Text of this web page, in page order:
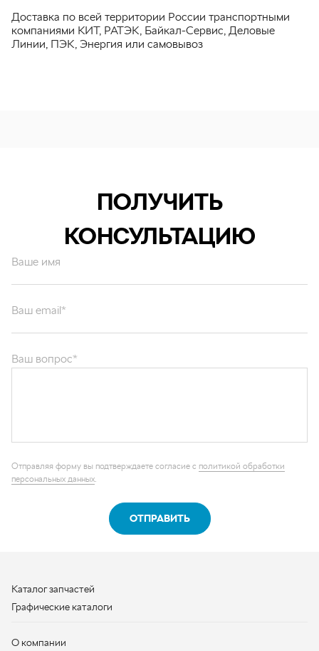
Доставка по всей территории России транспортными
компаниями КИТ, РАТЭК, Байкал-Сервис, Деловые
Линии, ПЭК, Энергия или самовывоз
ПОЛУЧИТЬ
КОНСУЛЬТАЦИЮ
Ваше имя
персональных данных
Каталог запчастей
Контактная информация
+7 (950) 730-92-10
uralavtozap@yandex.ru